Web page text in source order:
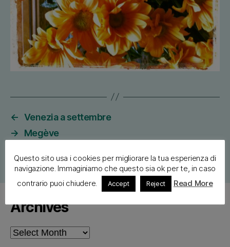
← Venezia a settembre
→
Megève
Archives
Archives
Questo sito usa i cookies per migliorare la tua esperienza di
navigazione. Immaginiamo che questo sia ok per te, in caso
contrario puoi chiudere.
Accept Reject Read More